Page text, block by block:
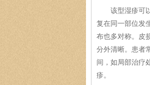
该型湿疹可以
复在同一部位发
布也多对称。皮
分外清晰。患者
间，如局部治疗
疹。